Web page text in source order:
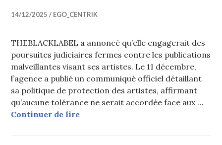
14/12/2025 EGO_CENTRIK
THEBLACKLABEL a annoncé qu’elle engagerait des
poursuites judiciaires fermes contre les publications
malveillantes visant ses artistes. Le 11 décembre,
l’agence a publié un communiqué officiel détaillant
sa politique de protection des artistes, affirmant
qu’aucune tolérance ne serait accordée face aux …
Continuer de lireTHE BLACK LABEL annonce des